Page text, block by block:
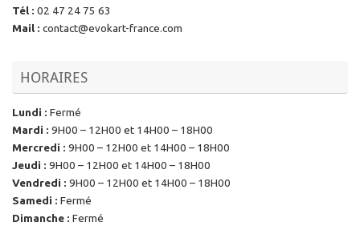
Tél : 02 47 24 75 63
Mail : contact@evokart-france.com
HORAIRES
Lundi : Fermé
Mardi : 9H00 – 12H00 et 14H00 – 18H00
Mercredi : 9H00 – 12H00 et 14H00 – 18H00
Jeudi : 9H00 – 12H00 et 14H00 – 18H00
Vendredi : 9H00 – 12H00 et 14H00 – 18H00
Samedi : Fermé
Dimanche : Fermé